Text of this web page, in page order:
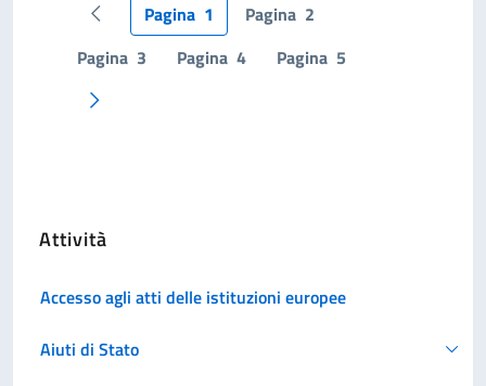
Pagina precedente
Pagina 1 Pagina 2
Pagina 3 Pagina 4 Pagina 5
Pagina successiva
Attività
Accesso agli atti delle istituzioni europee
Aiuti di Stato